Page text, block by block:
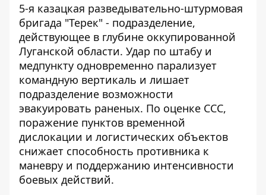
5-я казацкая разведывательно-штурмовая
бригада "Терек" - подразделение,
действующее в глубине оккупированной
Луганской области. Удар по штабу и
медпункту одновременно парализует
командную вертикаль и лишает
подразделение возможности
эвакуировать раненых. По оценке ССС,
поражение пунктов временной
дислокации и логистических объектов
снижает способность противника к
маневру и поддержанию интенсивности
боевых действий.